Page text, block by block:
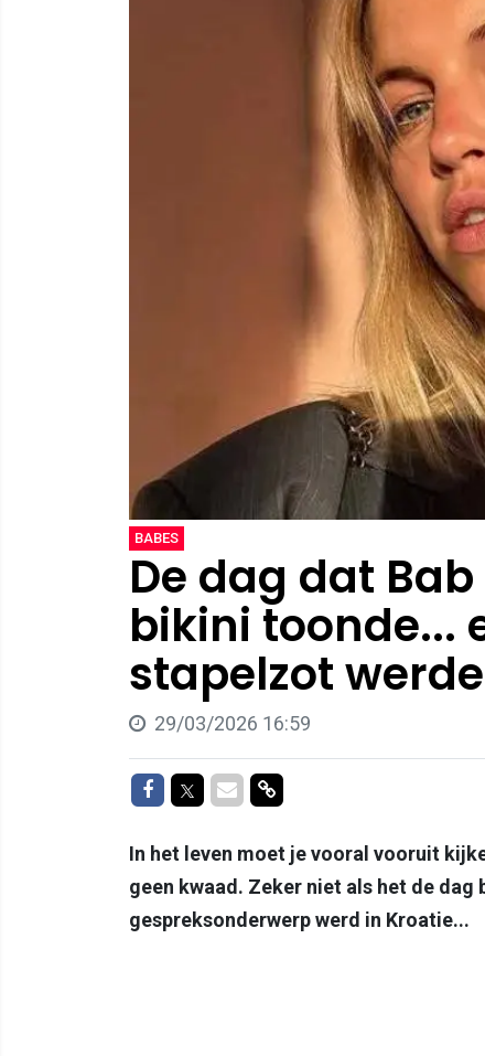
BABES
De dag dat
bikini toonde...
stapelzot
29/03/2026 16:59
Delen op Facebook
Delen op Twitter
Delen via Mail
Delen via link
In het leven moet je vooral vooruit
geen kwaad. Zeker niet als het de dag
gespreksonderwerp werd in Kroatie...